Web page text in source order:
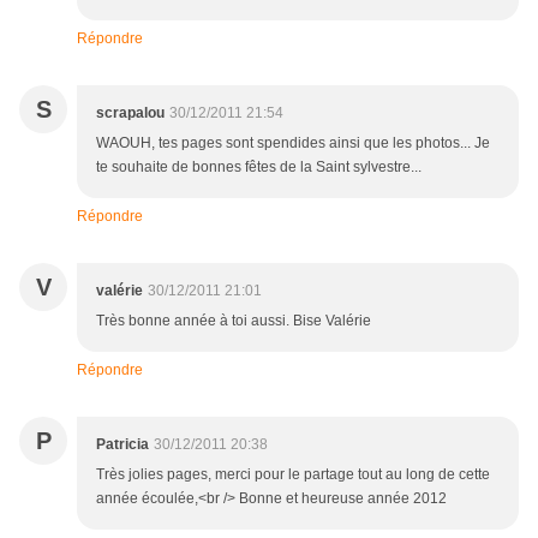
Répondre
S scrapalou 30/12/2011 21:54
WAOUH, tes pages sont spendides ainsi que les photos... Je
te souhaite de bonnes fêtes de la Saint sylvestre...
Répondre
V valérie 30/12/2011 21:01
Très bonne année à toi aussi. Bise Valérie
Répondre
P Patricia 30/12/2011 20:38
Très jolies pages, merci pour le partage tout au long de cette
année écoulée,<br /> Bonne et heureuse année 2012